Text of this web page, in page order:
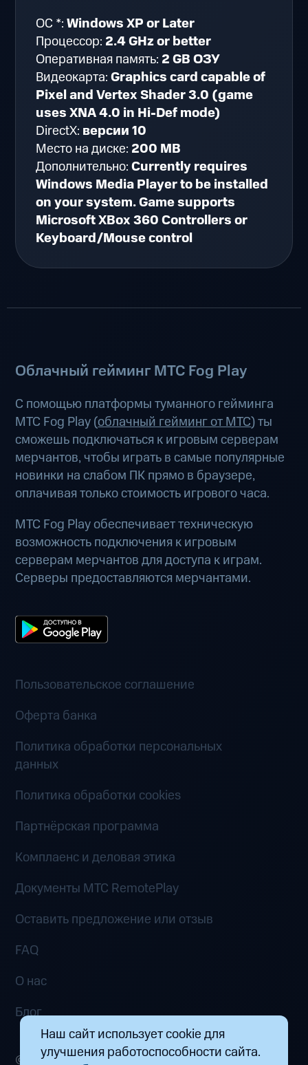
Наш сайт использует cookie для
улучшения работоспособности сайта.
ОС *:Windows XP or Later
Процессор: 2.4 GHz or better
Оперативная память: 2 GB ОЗУ
Видеокарта:Graphics card capable of
Pixel and Vertex Shader 3.0 (game
uses XNA 4.0 in Hi-Def mode)
DirectX: версии 10
Место на диске: 200 MB
Дополнительно:Currently requires
Windows Media Player to be installed
on your system. Game supports
Microsoft XBox 360 Controllers or
Keyboard/Mouse control
Облачный гейминг МТС Fog Play
С помощью платформы туманного гейминга
МТС Fog Play (облачный гейминг от МТС) ты
сможешь подключаться к игровым серверам
мерчантов, чтобы играть в самые популярные
новинки на слабом ПК прямо в браузере,
оплачивая только стоимость игрового часа.
МТС Fog Play обеспечивает техническую
возможность подключения к игровым
серверам мерчантов для доступа к играм.
Серверы предоставляются мерчантами.
Пользовательское соглашение
Оферта банка
Политика обработки персональных
данных
Политика обработки cookies
Партнёрская программа
Комплаенс и деловая этика
Документы MTC RemotePlay
Оставить предложение или отзыв
FAQ
О нас
Блог
© 2026 ООО «Маркетплейс распределенных